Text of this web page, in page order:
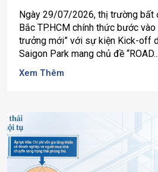
Ngày 29/07/2026, thị trường bất
Bắc TP.HCM chính thức bước
trưởng mới” với sự kiện Kick-off
Saigon Park mang chủ đề “ROAD...
Xem Thêm